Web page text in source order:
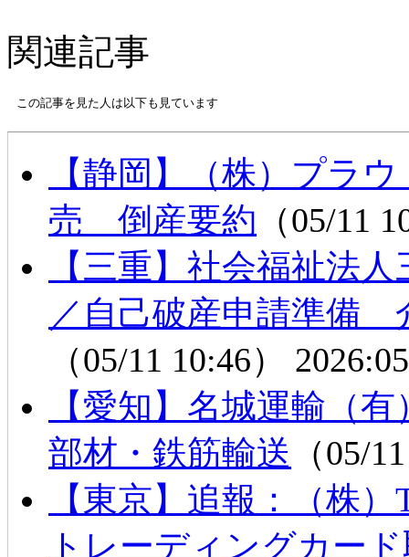
関連記事
この記事を見た人は以下も見ています
【静岡】（株）プラ
売 倒産要約 （05/11
【三重】社会福祉法
／自己破産申請準備
（05/11 10:46）
【愛知】名城運輸（
部材・鉄筋輸送 （05/
【東京】追報：（株
トレーディングカー